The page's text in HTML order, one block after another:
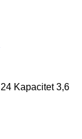
24 Kapacitet 3,6